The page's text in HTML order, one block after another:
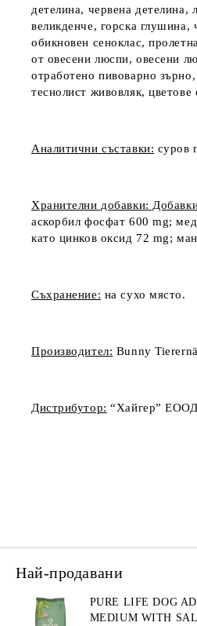
детелина, червена
великденче, горска
обикновен сеноклас,
от овесени люспи, овесени
отработено пивоварно
теснолист живовляк, цветове
Аналитични съставки: суров
Хранителни добавки:
аскорбил фосфат 600 mg;
като цинков оксид 72 mg;
Съхранение: на сухо място.
Производител: Bunny
Дистрибутор: “Хайгер”
Най-продавани
PURE LIFE DOG
MEDIUM WITH